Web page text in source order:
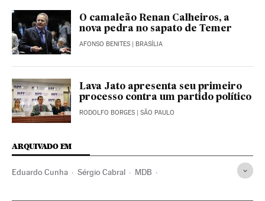
O camaleão Renan Calheiros, a
nova pedra no sapato de Temer
AFONSO BENITES | BRASÍLIA
Lava Jato apresenta seu primeiro
processo contra um partido político
RODOLFO BORGES | SÃO PAULO
ARQUIVADO EM
Eduardo Cunha Sérgio Cabral MDB